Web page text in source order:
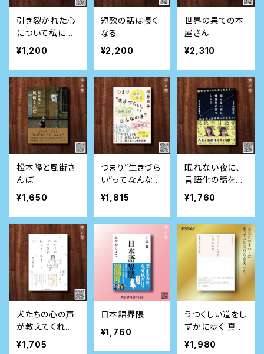
引き裂かれた心
について私に言
える、スプーンひ
と匙ほどのこと
（サイン本）
¥1,200
短歌の話は長く
なる
¥2,200
世界の果ての本
屋さん
¥2,310
松本隆と風街さ
んぽ
¥1,650
つまり”生きづら
い”ってなんなの
さ？
¥1,815
眠れない夜に、
言語化の話をし
よう ―脳科学
者はため息を言
語化し、開発者
は深呼吸を可視
化する
¥1,760
犬たちの心の声
が教えてくれる
こと
¥1,705
日本語界隈
¥1,760
うつくしい道をし
ずかに歩く 真木
悠介 小品集
¥1,980